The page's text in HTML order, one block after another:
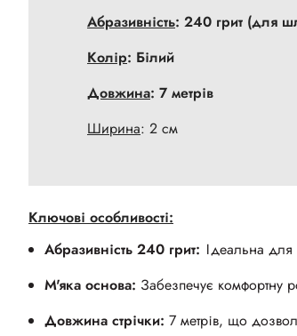
Абразивність: 240 грит (для
Колір: Білий
Довжина: 7 метрів
Ширина: 2 см
Ключові особливості:
Абразивність 240 грит: Ідеальна для
М'яка основа: Забезпечує комфортну
Довжина стрічки: 7 метрів, що